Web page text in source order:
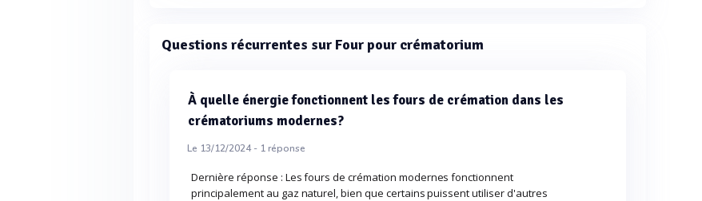
Questions récurrentes sur Four pour crématorium
À quelle énergie fonctionnent les fours de crémation dans les
crématoriums modernes?
Le 13/12/2024 - 1réponse
Dernière réponse : Les fours de crémation modernes fonctionnent
principalement au gaz naturel, bien que certains puissent utiliser d'autres